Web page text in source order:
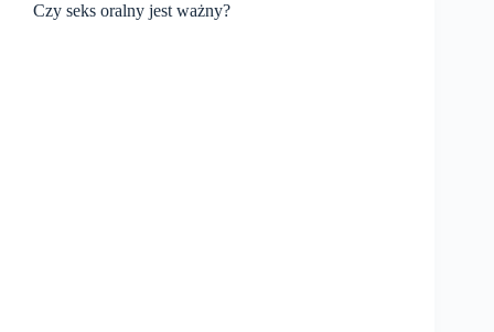
Czy seks oralny jest ważny?